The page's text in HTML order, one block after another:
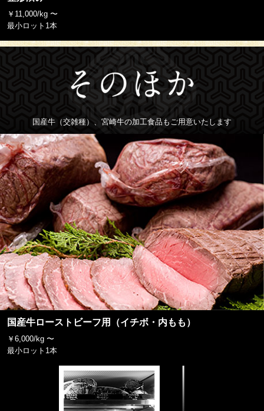
￥11,000/kg 〜
最小ロット1本
国産牛（交雑種）、宮崎牛の加工食品もご用意いたします
国産牛ローストビーフ用（イチボ・内もも）
￥6,000/kg 〜
最小ロット1本